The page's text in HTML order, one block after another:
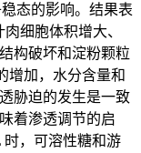
态的影响。结果表
细胞体积增大、
构破坏和淀粉颗粒
增加，水分含量和
胁迫的发生是一致
着渗透调节的启
时，可溶性糖和游